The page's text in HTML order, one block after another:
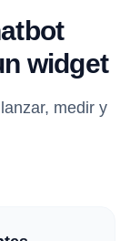
widget
medir y